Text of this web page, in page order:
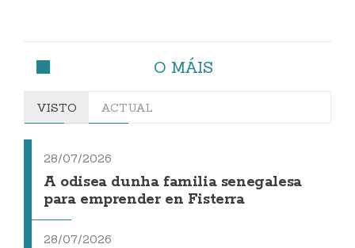
O MÁIS
VISTO ACTUAL
28/07/2026
A odisea dunha familia senegalesa
para emprender en Fisterra
28/07/2026